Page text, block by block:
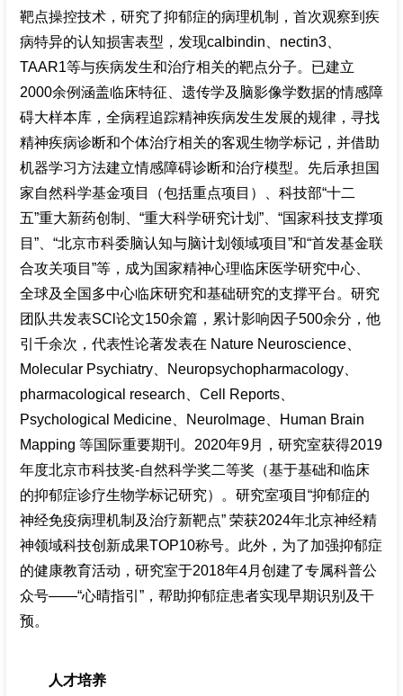
靶点操控技术，研究了抑郁症的病理机制，首次观察到疾
病特异的认知损害表型，发现calbindin、nectin3、
TAAR1等与疾病发生和治疗相关的靶点分子。已建立
2000余例涵盖临床特征、遗传学及脑影像学数据的情感障
碍大样本库，全病程追踪精神疾病发生发展的规律，寻找
精神疾病诊断和个体治疗相关的客观生物学标记，并借助
机器学习方法建立情感障碍诊断和治疗模型。先后承担国
家自然科学基金项目（包括重点项目）、科技部“十二
五”重大新药创制、“重大科学研究计划”、“国家科技支撑项
目”、“北京市科委脑认知与脑计划领域项目”和“首发基金联
合攻关项目”等，成为国家精神心理临床医学研究中心、
全球及全国多中心临床研究和基础研究的支撑平台。研究
团队共发表SCl论文150余篇，累计影响因子500余分，他
引千余次，代表性论著发表在 Nature Neuroscience、
Molecular Psychiatry、Neuropsychopharmacology、
pharmacological research、Cell Reports、
Psychological Medicine、Neurolmage、Human Brain
Mapping 等国际重要期刊。2020年9月，研究室获得2019
年度北京市科技奖-自然科学奖二等奖（基于基础和临床
的抑郁症诊疗生物学标记研究）。研究室项目“抑郁症的
神经免疫病理机制及治疗新靶点” 荣获2024年北京神经精
神领域科技创新成果TOP10称号。此外，为了加强抑郁症
的健康教育活动，研究室于2018年4月创建了专属科普公
众号——“心晴指引”，帮助抑郁症患者实现早期识别及干
预。
人才培养